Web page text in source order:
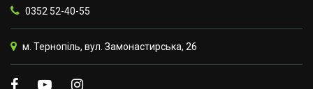
0352 52-40-55
м. Тернопіль, вул. Замонастирська, 26